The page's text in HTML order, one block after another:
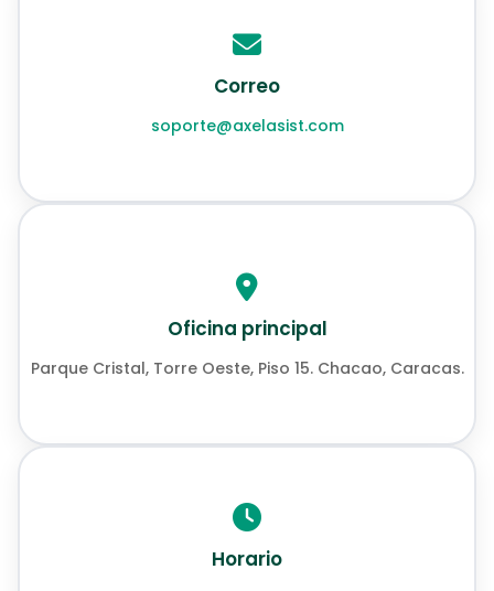
Correo
soporte@axelasist.com
Oficina principal
Parque Cristal, Torre Oeste, Piso 15. Chacao, Caracas.
Horario